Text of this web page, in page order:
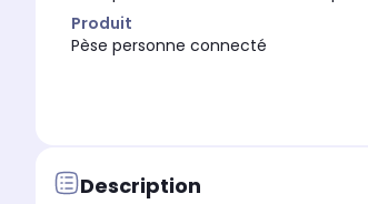
Produit
Pèse personne connecté
Description